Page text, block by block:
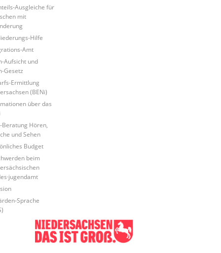
Ausgleiche für
mit
Hilfe
Amt
Aufsicht und
Gesetz
Ermittlung
(BENi)
über das
Beratung Hören,
und Sehen
Budget
beim
Sprache